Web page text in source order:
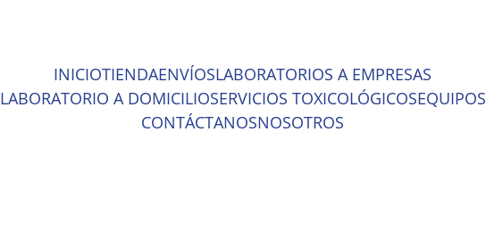
INICIOTIENDAENVÍOSLABORATORIOS A EMPRESAS
LABORATORIO A DOMICILIOSERVICIOS TOXICOLÓGICOSEQUIPOS
CONTÁCTANOSNOSOTROS